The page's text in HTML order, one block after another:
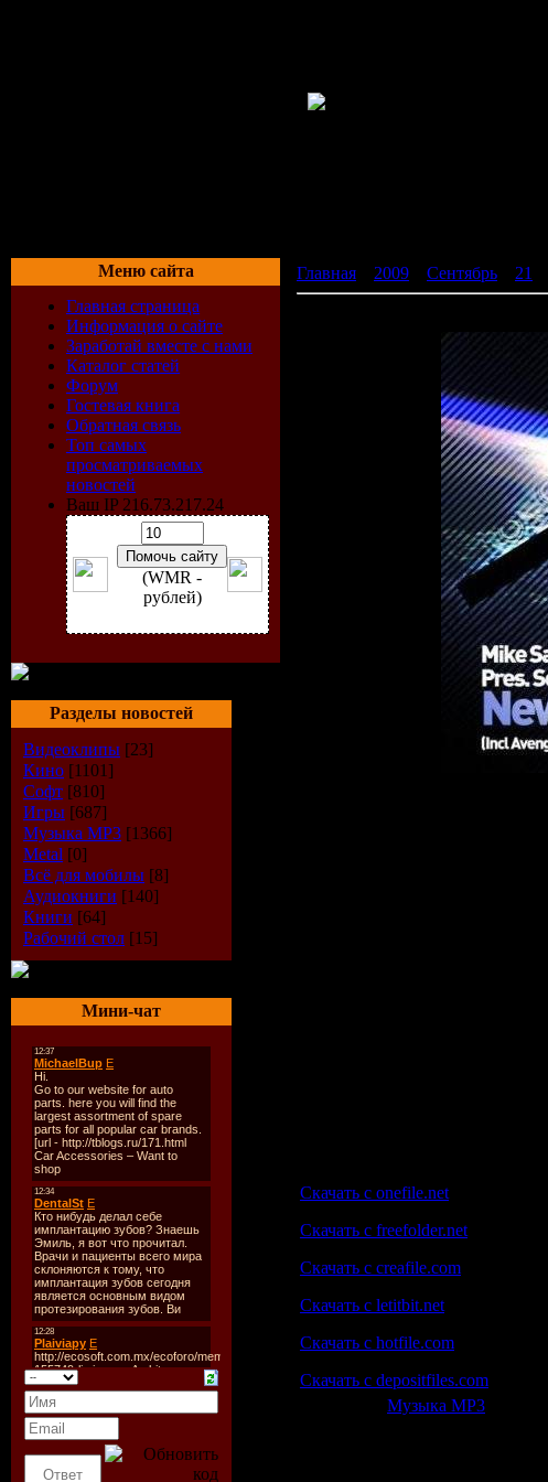
Меню сайта
Главная страница
Информация о сайте
Заработай вместе с нами
Каталог статей
Форум
Гостевая книга
Обратная связь
Топ самых
просматриваемых
новостей
Ваш IP 216.73.217.24
(WMR -
рублей)
Разделы новостей
Видеоклипы [23]
Кино [1101]
Софт [810]
Игры [687]
Музыка МР3 [1366]
Metal [0]
Всё для мобилы [8]
Аудиокниги [140]
Книги [64]
Рабочий стол [15]
Мини-чат
Главная 2009 Сентябрь 21
Скачать с onefile.net
Скачать с freefolder.net
Скачать с creafile.com
Скачать с letitbit.net
Скачать с hotfile.com
Скачать с depositfiles.com
Музыка МР3